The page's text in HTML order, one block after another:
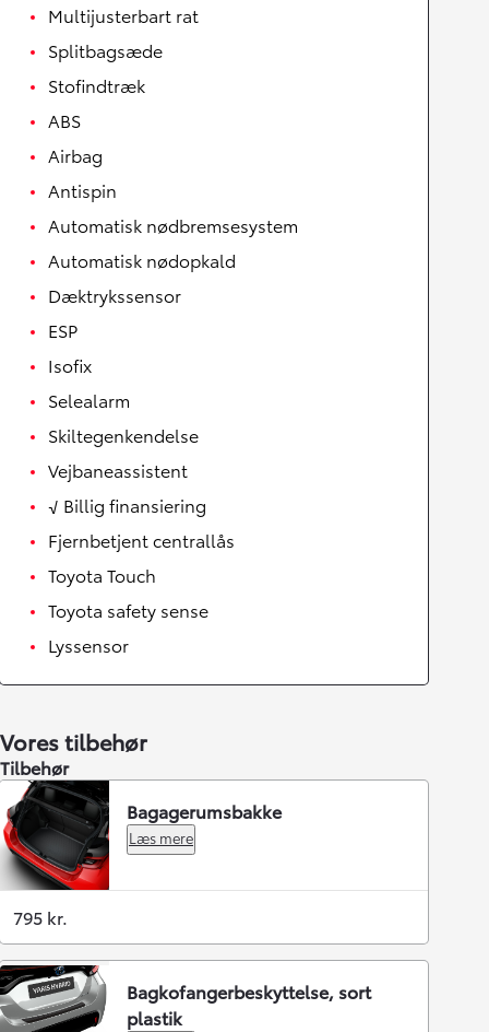
Multijusterbart rat
Splitbagsæde
Stofindtræk
ABS
Airbag
Antispin
Automatisk nødbremsesystem
Automatisk nødopkald
Dæktrykssensor
ESP
Isofix
Selealarm
Skiltegenkendelse
Vejbaneassistent
√ Billig finansiering
Fjernbetjent centrallås
Toyota Touch
Toyota safety sense
Lyssensor
Vores tilbehør
Tilbehør
Bagagerumsbakke
Læs mere
795 kr.
Bagkofangerbeskyttelse, sort
plastik